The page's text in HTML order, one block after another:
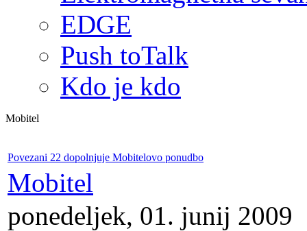
EDGE
Push toTalk
Kdo je kdo
Mobitel
Povezani 22 dopolnjuje Mobitelovo ponudbo
Mobitel
ponedeljek, 01. junij 2009